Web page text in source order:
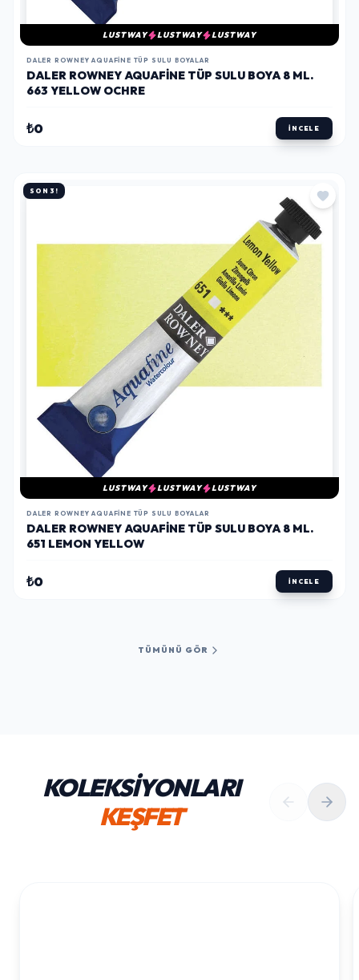
LUSTWAY LUSTWAY LUSTWAY
DALER ROWNEY AQUAFINE TÜP SULU BOYALAR
DALER ROWNEY AQUAFINE TÜP SULU BOYA 8 ML.
663 YELLOW OCHRE
₺0 İNCELE
SON 3!
LUSTWAY LUSTWAY LUSTWAY
DALER ROWNEY AQUAFINE TÜP SULU BOYALAR
DALER ROWNEY AQUAFINE TÜP SULU BOYA 8 ML.
651 LEMON YELLOW
₺0 İNCELE
TÜMÜNÜ GÖR
KOLEKSİYONLARI
KEŞFET